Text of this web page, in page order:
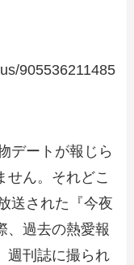
905536211485
デートが報じら
せん。それどこ
送された『今夜
、過去の熱愛報
週刊誌に撮られ